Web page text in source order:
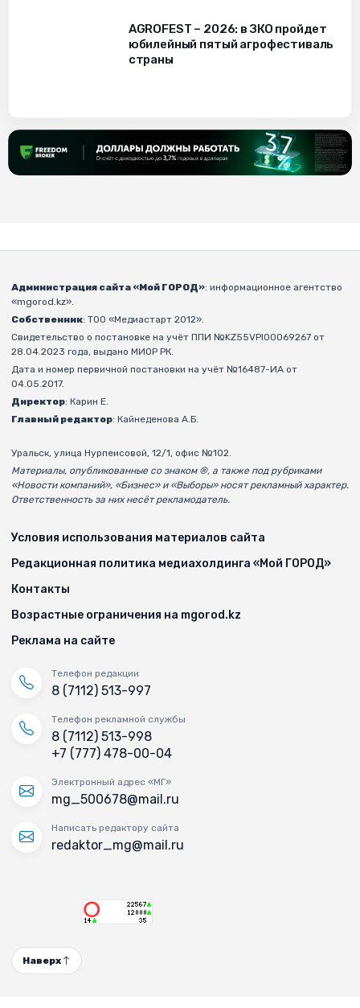
AGROFEST – 2026: в ЗКО пройдет
юбилейный пятый агрофестиваль
страны
Администрация сайта «Мой ГОРОД»: информационное агентство
«mgorod.kz».
Собственник: ТОО «Медиастарт 2012».
Свидетельство о постановке на учёт ППИ №KZ55VPI00069267 от
28.04.2023 года, выдано МИОР РК.
Дата и номер первичной постановки на учёт №16487-ИА от
04.05.2017.
Директор: Карин Е.
Главный редактор: Кайнеденова А.Б.
Уральск, улица Нурпеисовой, 12/1, офис №102.
Материалы, опубликованные со знаком ®, а также под рубриками
«Новости компаний», «Бизнес» и «Выборы» носят рекламный характер.
Ответственность за них несёт рекламодатель.
Условия использования материалов сайта
Редакционная политика медиахолдинга «Мой ГОРОД»
Контакты
Возрастные ограничения на mgorod.kz
Реклама на сайте
Телефон редакции
8 (7112) 513-997
Телефон рекламной службы
8 (7112) 513-998
+7 (777) 478-00-04
Электронный адрес «МГ»
mg_500678@mail.ru
Написать редактору сайта
redaktor_mg@mail.ru
Наверх